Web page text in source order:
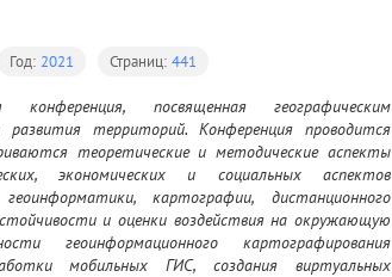
Год: 2021 Страниц: 441
посвященная географическим
территорий. Конференция проводится
теоретические и методические аспекты
экономических и социальных аспектов
картографии, дистанционного
и оценки воздействия на окружающую
геоинформационного картографирования
мобильных ГИС, создания виртуальных